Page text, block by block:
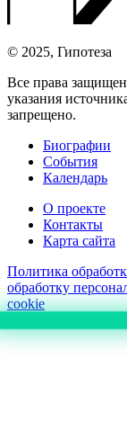
© 2025, Гипотеза
Все права
указания
запрещено.
Биографии
События
Календарь
О проекте
Контакты
Карта сайта
Политика
обработку
cookie